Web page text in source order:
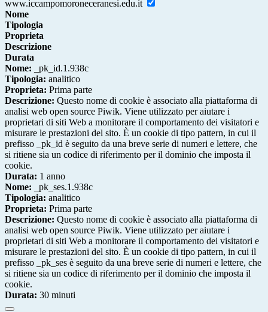
www.iccampomoroneceranesi.edu.it
Nome
Tipologia
Proprieta
Descrizione
Durata
Nome: _pk_id.1.938c
Tipologia: analitico
Proprieta: Prima parte
Descrizione: Questo nome di cookie è associato alla piattaforma di
analisi web open source Piwik. Viene utilizzato per aiutare i
proprietari di siti Web a monitorare il comportamento dei visitatori e
misurare le prestazioni del sito. È un cookie di tipo pattern, in cui il
prefisso _pk_id è seguito da una breve serie di numeri e lettere, che
si ritiene sia un codice di riferimento per il dominio che imposta il
cookie.
Durata: 1 anno
Nome: _pk_ses.1.938c
Tipologia: analitico
Proprieta: Prima parte
Descrizione: Questo nome di cookie è associato alla piattaforma di
analisi web open source Piwik. Viene utilizzato per aiutare i
proprietari di siti Web a monitorare il comportamento dei visitatori e
misurare le prestazioni del sito. È un cookie di tipo pattern, in cui il
prefisso _pk_ses è seguito da una breve serie di numeri e lettere, che
si ritiene sia un codice di riferimento per il dominio che imposta il
cookie.
Durata: 30 minuti